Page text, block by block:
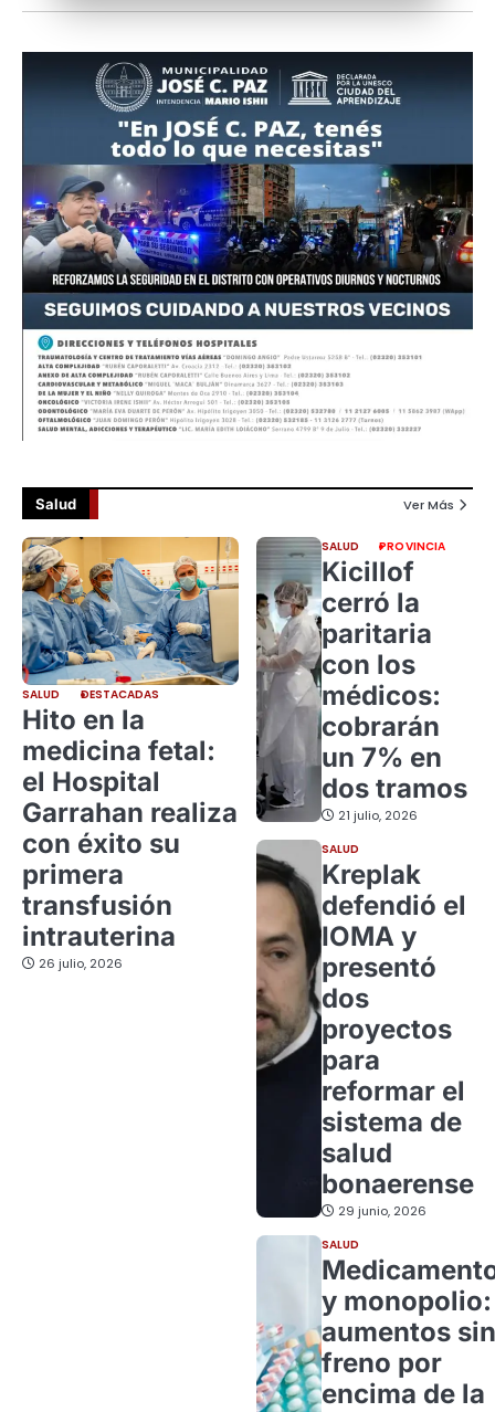
Salud Ver Más
SALUD DESTACADAS
Hito en la
medicina fetal:
el Hospital
Garrahan realiza
con éxito su
primera
transfusión
intrauterina
26 julio, 2026
SALUD PROVINCIA
Kicillof
cerró la
paritaria
con los
médicos:
cobrarán
un 7% en
dos tramos
21 julio, 2026
SALUD
Kreplak
defendió el
IOMA y
presentó
dos
proyectos
para
reformar el
sistema de
salud
bonaerense
29 junio, 2026
SALUD
y monopolio:
aumentos sin
freno por
encima de la